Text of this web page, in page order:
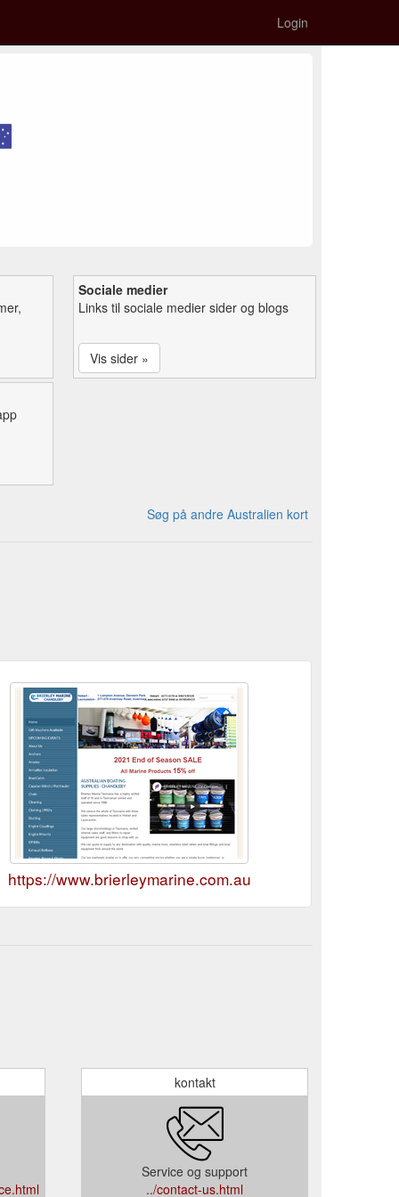
Login
Sociale medier
Links til sociale medier sider og blogs
Vis sider »
Søg på andre Australien kort
https://www.brierleymarine.com.au
kontakt
Service og support
../contact-us.html